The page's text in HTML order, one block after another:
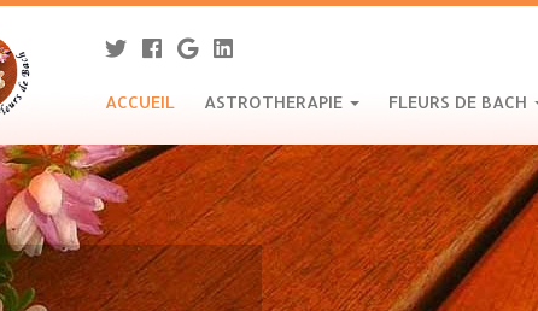
ACCUEIL ASTROTHERAPIE FLEURS DE BACH